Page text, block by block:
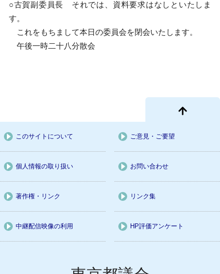
○古賀副委員長 それでは、資料要求はなしといたしま
す。
これをもちまして本日の委員会を閉会いたします。
午後一時二十八分散会
このサイトについて ご意見・ご要望
個人情報の取り扱い お問い合わせ
著作権・リンク リンク集
中継配信映像の利用 HP評価アンケート